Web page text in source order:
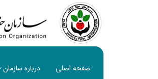
صفحه اصلی درباره سازمان